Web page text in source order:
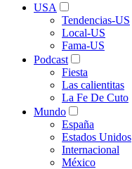
USA
Tendencias-US
Local-US
Fama-US
Podcast
Fiesta
Las calientitas
La Fe De Cuto
Mundo
España
Estados Unidos
Internacional
México